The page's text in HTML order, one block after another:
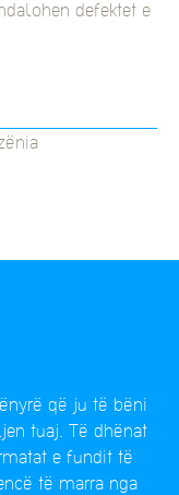
defektet e
që ju të bëni
tuaj. Të dhënat
e fundit të
të marra nga